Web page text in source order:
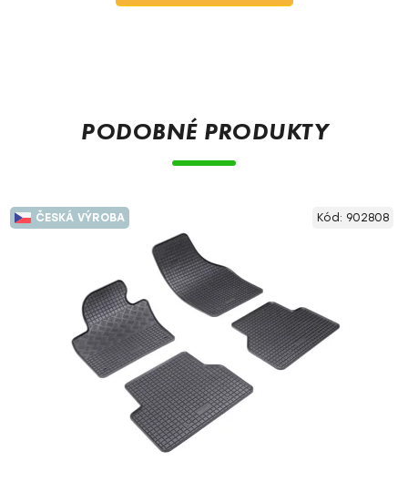
PODOBNÉ PRODUKTY
ČESKÁ VÝROBA Kód: 902808